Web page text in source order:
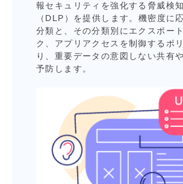
報セキュリティを強化する脅威検
（DLP）を提供します。機密度に
分類と、その分類別にエクスポー
ク、アプリアクセスを制御するポ
り、重要データの意図しない共有
予防します。